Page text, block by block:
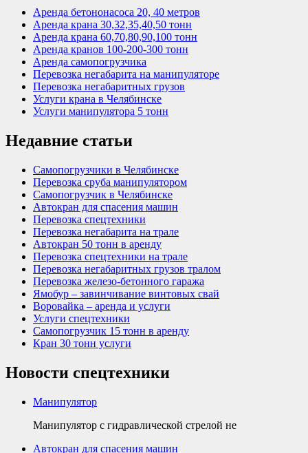
Аренда бетононасоса 20, 40 метров
Аренда крана 30,32,35,40,50 тонн
Аренда крана 60,70,80,90,100 тонн
Аренда кранов 100-200-300 тонн
Аренда самопогрузчика
Перевозка негабарита на манипуляторе
Перевозка негабаритных грузов
Услуги крана в Челябинске
Услуги манипулятора 5 тонн
Недавние статьи
Самопогрузчики в Челябинске
Перевозка сруба манипулятором
Самопогрузчик в Челябинске
Автокран для спасения машин
Перевозка спецтехники
Перевозка негабарита на трале
Автокран 50 тонн в аренду
Перевозка спецтехники на трале
Перевозка негабаритных грузов тралом
Перевозка железо-бетонного гаража
Ямобур – завинчивание винтовых свай
Воровайка – аренда и услуги
Услуги спецтехники
Самопогрузчик 15 тонн в аренду
Кран 30 тонн услуги
Новости спецтехники
Манипулятор
Манипулятор с гидравлической стрелой не
Автокран для спасения машин